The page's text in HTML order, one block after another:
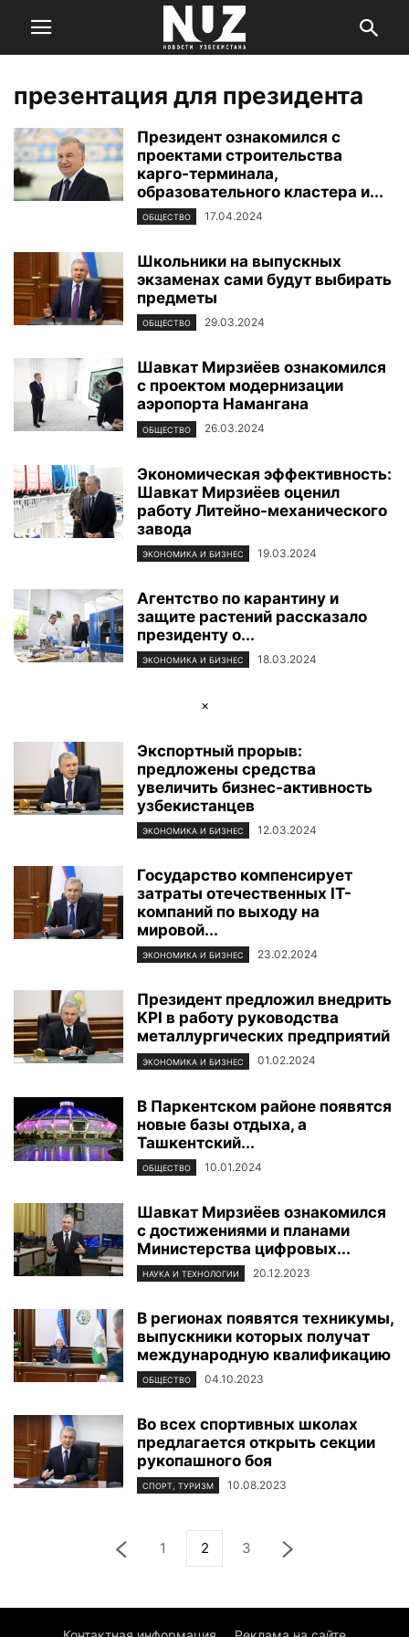
презентация для президента
Президент ознакомился с
проектами строительства
карго-терминала,
образовательного кластера и...
ОБЩЕСТВО 17.04.2024
Школьники на выпускных
экзаменах сами будут выбирать
предметы
ОБЩЕСТВО 29.03.2024
Шавкат Мирзиёев ознакомился
с проектом модернизации
аэропорта Намангана
ОБЩЕСТВО 26.03.2024
Экономическая эффективность:
Шавкат Мирзиёев оценил
работу Литейно-механического
завода
ЭКОНОМИКА И БИЗНЕС 19.03.2024
Агентство по карантину и
защите растений рассказало
президенту о...
ЭКОНОМИКА И БИЗНЕС 18.03.2024
×
Экспортный прорыв:
предложены средства
увеличить бизнес-активность
узбекистанцев
ЭКОНОМИКА И БИЗНЕС 12.03.2024
Государство компенсирует
затраты отечественных IT-
компаний по выходу на
мировой...
ЭКОНОМИКА И БИЗНЕС 23.02.2024
Президент предложил внедрить
KPI в работу руководства
металлургических предприятий
ЭКОНОМИКА И БИЗНЕС 01.02.2024
В Паркентском районе появятся
новые базы отдыха, а
Ташкентский...
ОБЩЕСТВО 10.01.2024
Шавкат Мирзиёев ознакомился
с достижениями и планами
Министерства цифровых...
НАУКА И ТЕХНОЛОГИИ 20.12.2023
В регионах появятся техникумы,
выпускники которых получат
международную квалификацию
ОБЩЕСТВО 04.10.2023
Во всех спортивных школах
предлагается открыть секции
рукопашного боя
СПОРТ, ТУРИЗМ 10.08.2023
1 2 3